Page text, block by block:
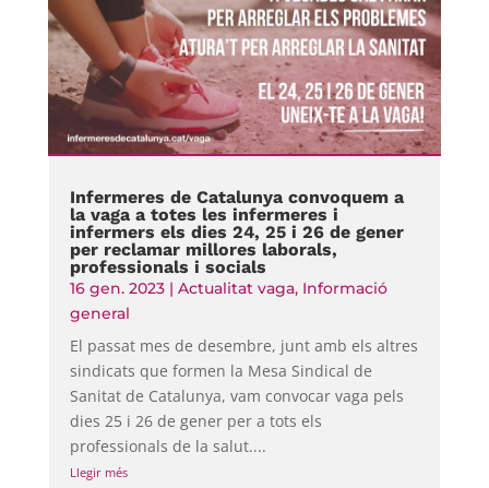
Infermeres de Catalunya convoquem a
la vaga a totes les infermeres i
infermers els dies 24, 25 i 26 de gener
per reclamar millores laborals,
professionals i socials
16 gen. 2023| Actualitat vaga, Informació
general
El passat mes de desembre, junt amb els altres
sindicats que formen la Mesa Sindical de
Sanitat de Catalunya, vam convocar vaga pels
dies 25 i 26 de gener per a tots els
professionals de la salut....
Llegir més